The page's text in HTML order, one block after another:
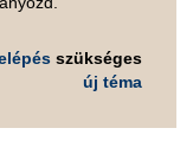
szükséges
új téma